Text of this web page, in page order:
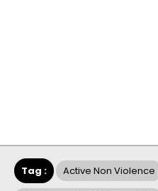
Tag : Active Non Violence